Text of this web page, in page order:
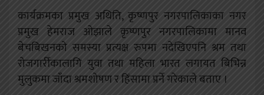
कार्यक्रमका प्रमुख अथिति, कृष्णपुर नगरपालिकाका नगर
प्रमुख हेमराज ओझाले कृष्णपुर नगरपालिकामा मानव
बेचबिखनको समस्या प्रत्यक्ष रुपमा नदेखिएपनि श्रम तथा
रोजगार्रीकालागि युवा तथा महिला भारत लगायत बिभिन्न
मुलुकमा जाँदा श्रमशोषण र हिंसामा प्रर्ने गरेकाले बताए ।